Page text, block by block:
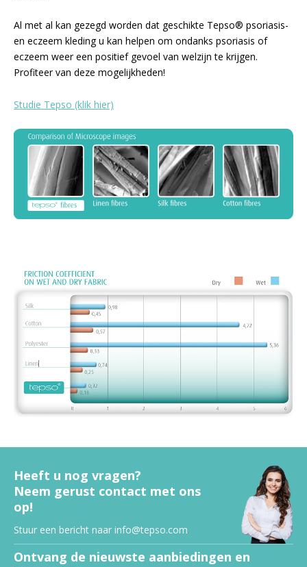
Al met al kan gezegd worden dat geschikte Tepso® psoriasis-
en eczeem kleding u kan helpen om ondanks psoriasis of
eczeem weer een positief gevoel van welzijn te krijgen.
Profiteer van deze mogelijkheden!
Studie Tepso (klik hier)
Heeft u nog vragen?
Neem gerust contact met ons
op!
Stuur een bericht naar info@tepso.com
Ontvang de nieuwste aanbiedingen en